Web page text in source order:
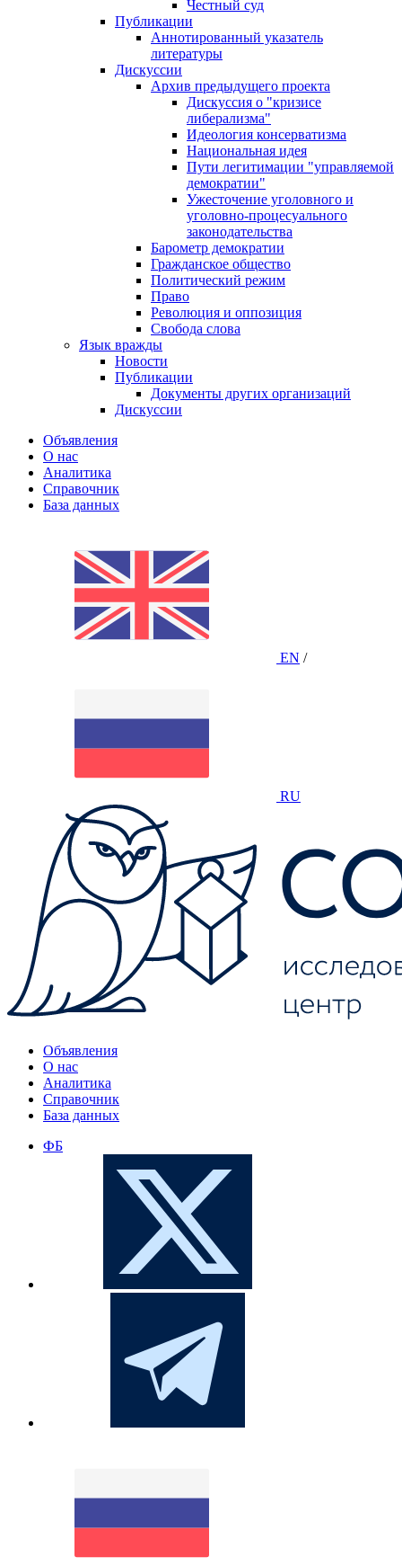
Честный суд
Публикации
Аннотированный указатель
литературы
Дискуссии
Архив предыдущего проекта
Дискуссия о "кризисе
либерализма"
Идеология консерватизма
Национальная идея
Пути легитимации "управляемой
демократии"
Ужесточение уголовного и
уголовно-процесуального
законодательства
Барометр демократии
Гражданское общество
Политический режим
Право
Революция и оппозиция
Свобода слова
Язык вражды
Новости
Публикации
Документы других организаций
Дискуссии
Объявления
О нас
Аналитика
Справочник
База данных
EN /
RU
Объявления
О нас
Аналитика
Справочник
База данных
ФБ